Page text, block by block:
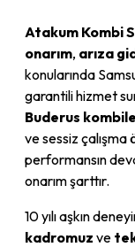
Atakum Kombi
onarım, arıza
konularında
garantili hizmet
Buderus
ve sessiz çalışma
performansın
onarım şarttır.
10 yılı aşkın
kadromuz ve